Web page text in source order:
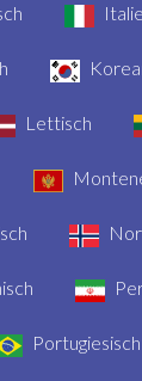
Lettisch